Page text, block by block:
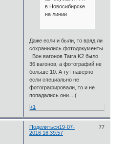
в Новосибирске
на линии
Даже если и были, то вряд ли
сохранились фотодокументы
. Вон вагонов Tatra K2 было
36 вагонов, а фотографий не
больше 10. А тут наверно
если специально не
фотографировали, то и не
попадались они... (
+1
Поделиться 77
19-07-
2016 16:39:57